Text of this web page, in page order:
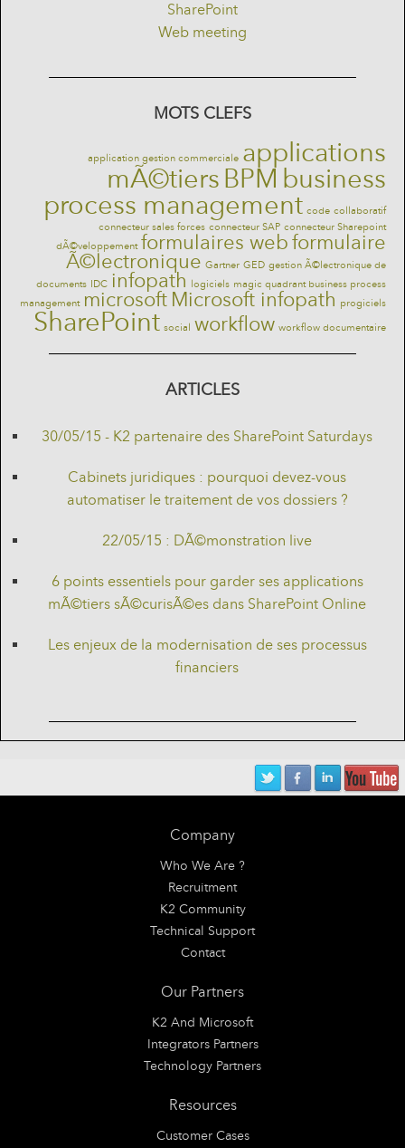
SharePoint
Web meeting
MOTS CLEFS
application gestion commerciale applications
mÃ©tiersBPM business
process management code collaboratif
connecteur sales forces connecteur SAP connecteur Sharepoint
dÃ©veloppement formulaires webformulaire
Ã©lectronique Gartner GED gestion Ã©lectronique de
documents IDC infopath logiciels magic quadrant business process
management microsoft Microsoft infopath progiciels
SharePoint social workflow workflow documentaire
ARTICLES
30/05/15 - K2 partenaire des SharePoint Saturdays
Cabinets juridiques : pourquoi devez-vous
automatiser le traitement de vos dossiers ?
22/05/15 : DÃ©monstration live
6 points essentiels pour garder ses applications
mÃ©tiers sÃ©curisÃ©es dans SharePoint Online
Les enjeux de la modernisation de ses processus
financiers
Company
Who We Are ?
Recruitment
K2 Community
Technical Support
Contact
Our Partners
K2 And Microsoft
Integrators Partners
Technology Partners
Resources
Customer Cases